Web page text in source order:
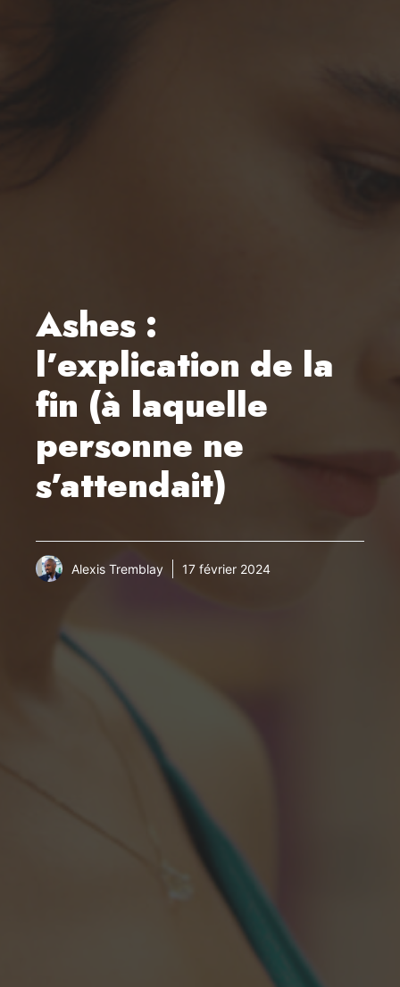
Ashes :
l’explication de la
fin (à laquelle
personne ne
s’attendait)
Alexis Tremblay 17 février 2024